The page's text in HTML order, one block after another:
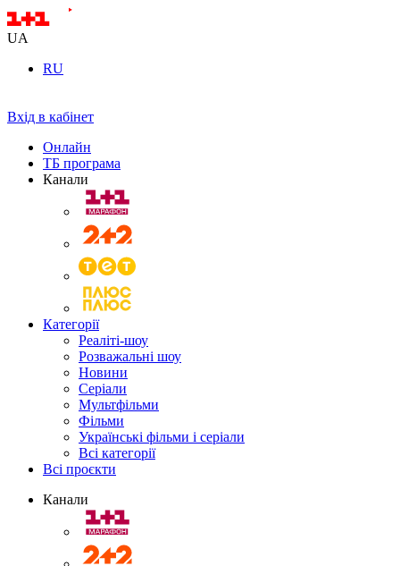
UA
RU
Вхід в кабінет
Онлайн
ТБ програма
Канали
Категорії
Реаліті-шоу
Розважальні шоу
Новини
Серіали
Мультфільми
Фільми
Українські фільми і серіали
Всі категорії
Всі проєкти
Канали